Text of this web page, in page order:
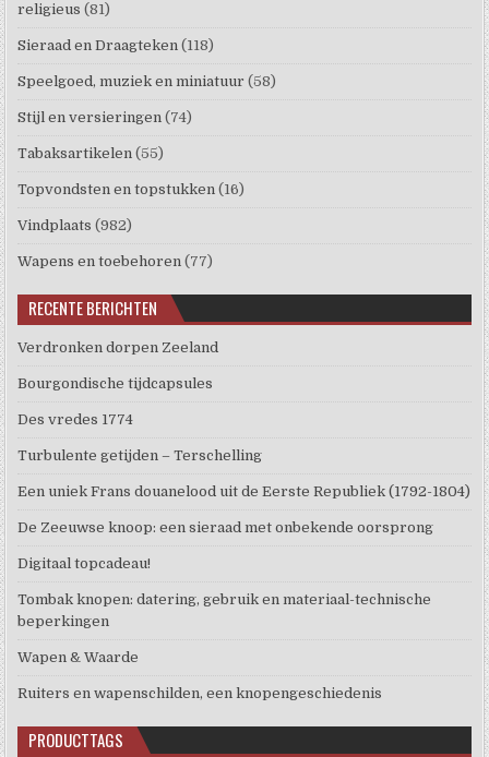
religieus (81)
Sieraad en Draagteken (118)
Speelgoed, muziek en miniatuur (58)
Stijl en versieringen (74)
Tabaksartikelen (55)
Topvondsten en topstukken (16)
Vindplaats (982)
Wapens en toebehoren (77)
RECENTE BERICHTEN
Verdronken dorpen Zeeland
Bourgondische tijdcapsules
Des vredes 1774
Turbulente getijden – Terschelling
Een uniek Frans douanelood uit de Eerste Republiek (1792-1804)
De Zeeuwse knoop: een sieraad met onbekende oorsprong
Digitaal topcadeau!
Tombak knopen: datering, gebruik en materiaal-technische
beperkingen
Wapen & Waarde
Ruiters en wapenschilden, een knopengeschiedenis
PRODUCTTAGS